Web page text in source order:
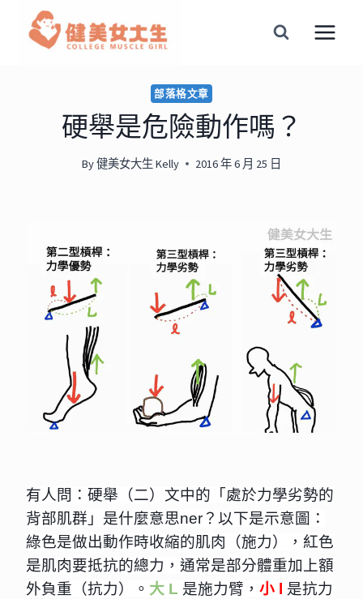
部落格文章
硬舉是危險動作嗎？
By健美女大生 Kelly 2016 年 6 月 25 日
有人問：硬舉（二）文中的「處於力學劣勢的
背部肌群」是什麼意思ner？以下是示意圖：
綠色是做出動作時收縮的肌肉（施力），紅色
是肌肉要抵抗的總力，通常是部分體重加上額
外負重（抗力）。 大 L 是施力臂， 小 l 是抗力